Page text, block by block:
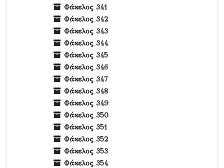
Φάκελος 341
Φάκελος 342
Φάκελος 343
Φάκελος 344
Φάκελος 345
Φάκελος 346
Φάκελος 347
Φάκελος 348
Φάκελος 349
Φάκελος 350
Φάκελος 351
Φάκελος 352
Φάκελος 353
Φάκελος 354